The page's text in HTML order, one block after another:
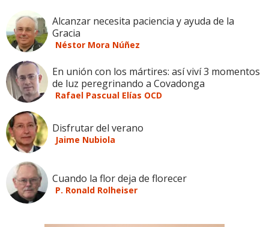
Alcanzar necesita paciencia y ayuda de la
Gracia
Néstor Mora Núñez
En unión con los mártires: así viví 3 momentos
de luz peregrinando a Covadonga
Rafael Pascual Elías OCD
Disfrutar del verano
Jaime Nubiola
Cuando la flor deja de florecer
P. Ronald Rolheiser